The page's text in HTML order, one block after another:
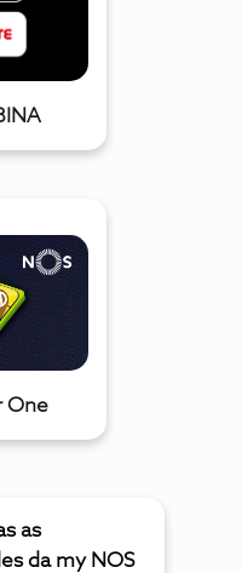
One
as
da my NOS